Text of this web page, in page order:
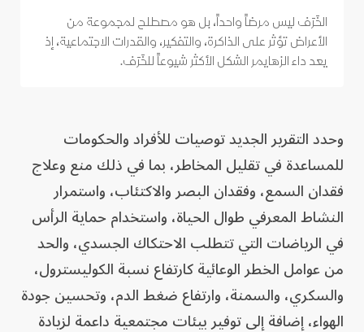
الخَرَف ليس مرضاً واحداً، بل هو مصطلح لمجموعة من
الأعراض تؤثر على الذاكرة، والتفكير، والقدرات الاجتماعية، إذ
يعد داء الزهايمر الشكل الأكثر شيوعاً للخَرَف.
وحدد التقرير الجديد توصيات للأفراد والحكومات
للمساعدة في تقليل المخاطر، بما في ذلك منع وعلاج
فقدان السمع، وفقدان البصر والاكتئاب، واستمرار
النشاط المعرفي طوال الحياة، واستخدام حماية الرأس
في الرياضات التي تتطلب الاحتكاك الجسدي، والحد
من عوامل الخطر الوعائية كارتفاع نسبة الكوليسترول،
والسكري، والسمنة، وارتفاع ضغط الدم، وتحسين جودة
الهواء، إضافة إلى توفير بيئات مجتمعية داعمة لزيادة